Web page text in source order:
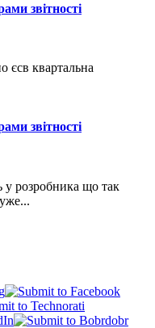
звітності
єсв квартальна
звітності
розробника що так